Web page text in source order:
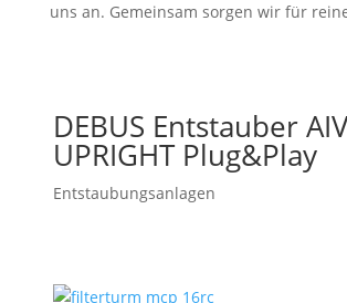
uns an. Gemeinsam sorgen wir für
DEBUS Entstauber
UPRIGHT Plug&Play
Entstaubungsanlagen